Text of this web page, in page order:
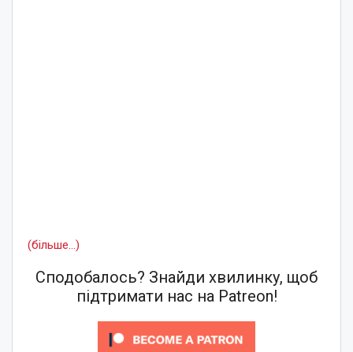
(більше…)
Сподобалось? Знайди хвилинку, щоб
підтримати нас на Patreon!